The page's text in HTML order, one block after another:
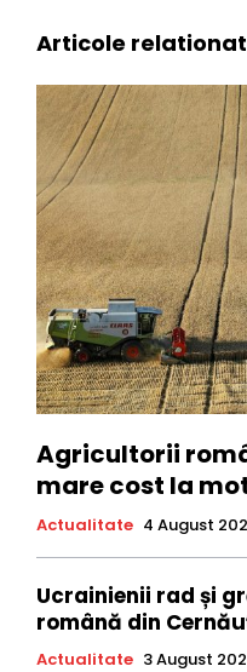
Articole
Agricultorii
mare cost la
Actualitate 4 August
Ucrainienii rad și
română din
Actualitate 3 August